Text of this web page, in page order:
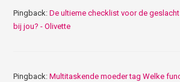
Pingback:De ultieme checklist voor de
bij jou? - Olivette
Pingback:Multitaskende moeder tag Welke